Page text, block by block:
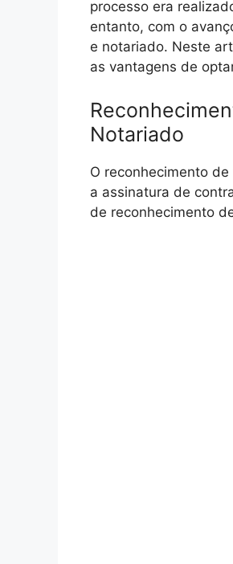
processo era
entanto, com o
e notariado. Neste
as vantagens de
Notariado
O reconhecimento
a assinatura de
de reconhecimento